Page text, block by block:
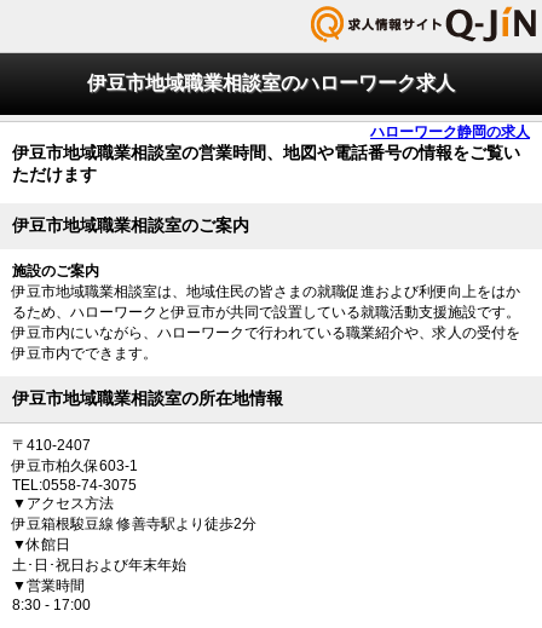
伊豆市地域職業相談室のハローワーク求人
ハローワーク静岡の求人
伊豆市地域職業相談室の営業時間、地図や電話番号の情報をご覧い
ただけます
伊豆市地域職業相談室のご案内
施設のご案内
伊豆市地域職業相談室は、地域住民の皆さまの就職促進および利便向上をはか
るため、ハローワークと伊豆市が共同で設置している就職活動支援施設です。
伊豆市内にいながら、ハローワークで行われている職業紹介や、求人の受付を
伊豆市内でできます。
伊豆市地域職業相談室の所在地情報
〒410-2407
伊豆市柏久保603-1
TEL:0558-74-3075
▼アクセス方法
伊豆箱根駿豆線 修善寺駅より徒歩2分
▼休館日
土･日･祝日および年末年始
▼営業時間
8:30 - 17:00